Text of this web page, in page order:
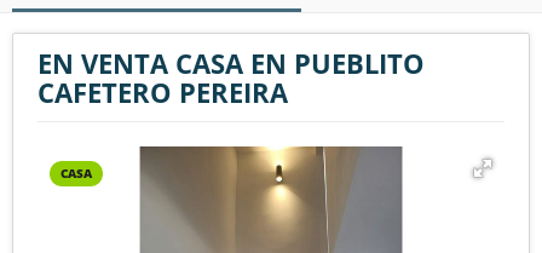
EN VENTA CASA EN PUEBLITO
CAFETERO PEREIRA
CASA